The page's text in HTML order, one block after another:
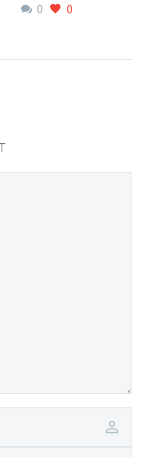
vel velit
cursus a
0 0